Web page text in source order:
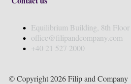
Equilibrium Building, 8th Floor
office@filipandcompany.com
+40 21 527 2000
© Copyright 2026 Filip and Company